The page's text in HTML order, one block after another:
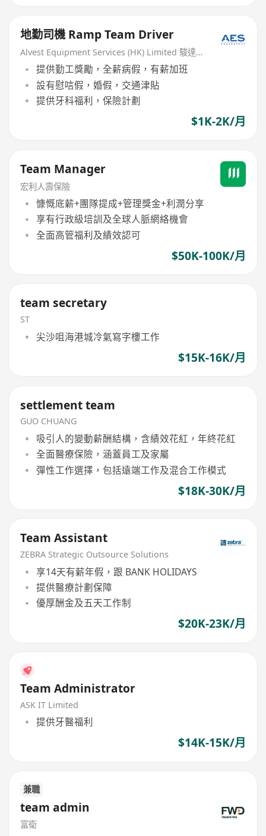
地勤司機 Ramp Team Driver
Alvest Equipment Services (HK) Limited 駿達航空服務有限公司
提供勤工獎勵，全薪病假，有薪加班
設有慰唁假，婚假，交通津貼
提供牙科福利，保險計劃
$1K-2K/月
Team Manager
宏利人壽保險
慷慨底薪+團隊提成+管理獎金+利潤分享
享有行政級培訓及全球人脈網絡機會
全面高管福利及績效認可
$50K-100K/月
team secretary
ST
尖沙咀海港城冷氣寫字樓工作
$15K-16K/月
settlement team
GUO CHUANG
吸引人的變動薪酬結構，含績效花紅，年終花紅
全面醫療保險，涵蓋員工及家屬
彈性工作選擇，包括遠端工作及混合工作模式
$18K-30K/月
Team Assistant
ZEBRA Strategic Outsource Solutions
享14天有薪年假，跟 BANK HOLIDAYS
提供醫療計劃保障
優厚酬金及五天工作制
$20K-23K/月
Team Administrator
ASK IT Limited
提供牙醫福利
$14K-15K/月
兼職
team admin
富衛